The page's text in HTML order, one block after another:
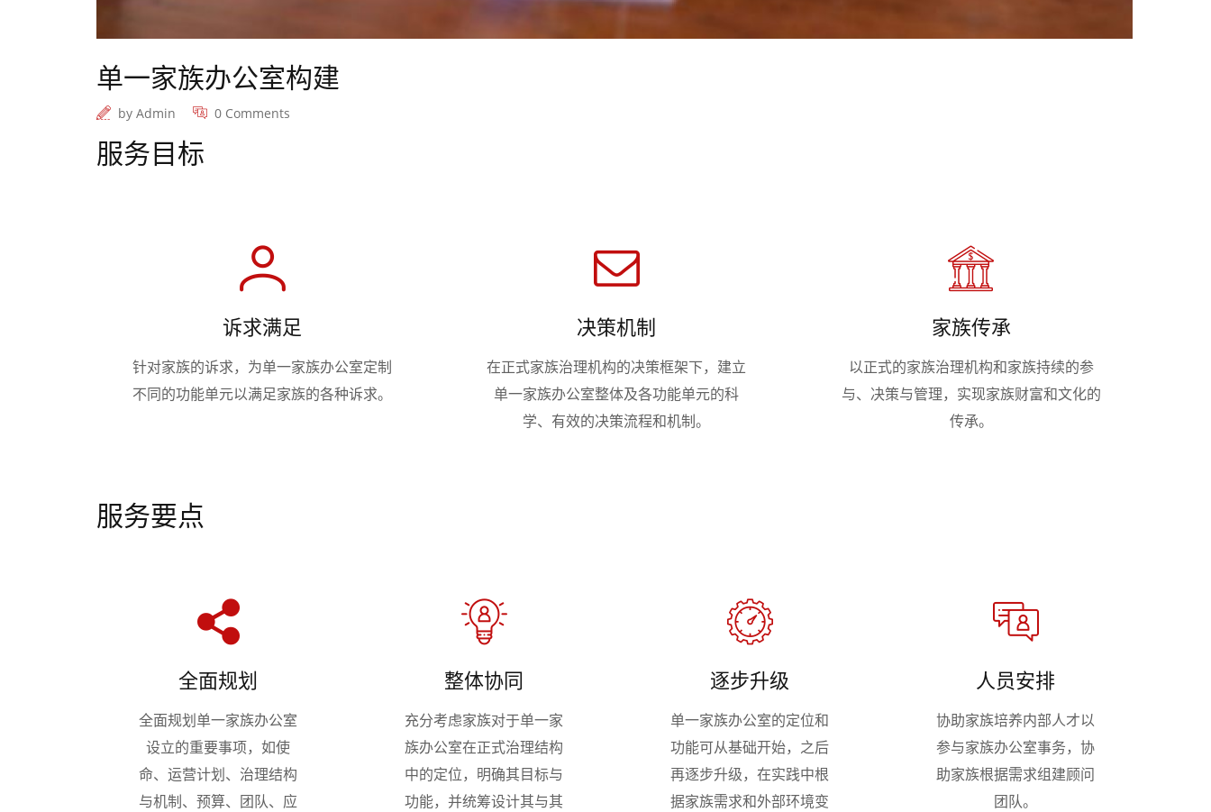
单一家族办公室构建
by Admin 0 Comments
服务目标
诉求满足
针对家族的诉求，为单一家族办公室定制
不同的功能单元以满足家族的各种诉求。
决策机制
在正式家族治理机构的决策框架下，建立
单一家族办公室整体及各功能单元的科
学、有效的决策流程和机制。
家族传承
以正式的家族治理机构和家族持续的参
与、决策与管理，实现家族财富和文化的
传承。
服务要点
全面规划
全面规划单一家族办公室
设立的重要事项，如使
命、运营计划、治理结构
与机制、预算、团队、应
整体协同
充分考虑家族对于单一家
族办公室在正式治理结构
中的定位，明确其目标与
功能，并统筹设计其与其
逐步升级
单一家族办公室的定位和
功能可从基础开始，之后
再逐步升级，在实践中根
据家族需求和外部环境变
人员安排
协助家族培养内部人才以
参与家族办公室事务，协
助家族根据需求组建顾问
团队。